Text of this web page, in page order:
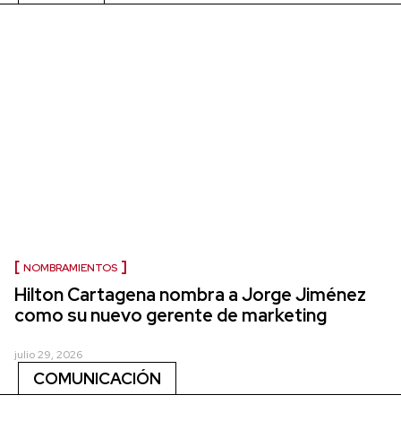
NOMBRAMIENTOS
Hilton Cartagena nombra a Jorge Jiménez
como su nuevo gerente de marketing
julio 29, 2026
COMUNICACIÓN